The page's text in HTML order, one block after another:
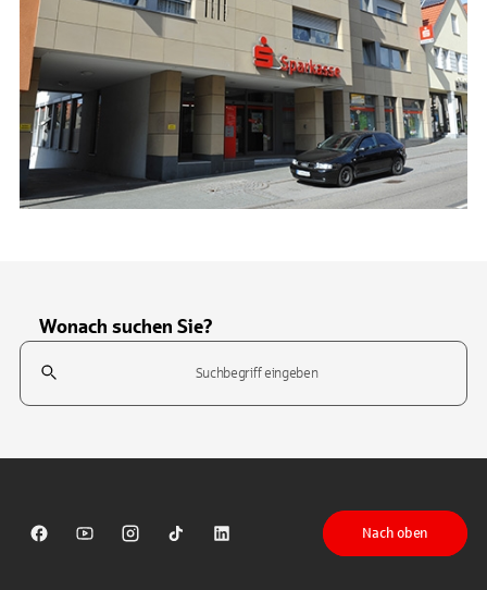
Wonach suchen Sie?
Suchfeld
Sparkasse auf Facebook
Sparkasse auf Youtube
Sparkasse auf Instagram
Sparkasse auf TikTok
Sparkasse auf LinkedIn
Nach oben